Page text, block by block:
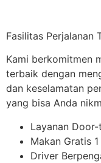
Fasilitas Perjalanan
Kami berkomitmen
terbaik dengan
dan keselamatan
yang bisa Anda
Layanan
Makan Gratis
Driver